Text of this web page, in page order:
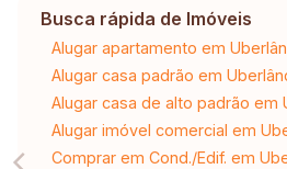
Busca rápida de Imóveis
Alugar apartamento em
Alugar casa padrão em
Alugar casa de alto padrão em
Alugar imóvel comercial em
Comprar em Cond./Edif. em